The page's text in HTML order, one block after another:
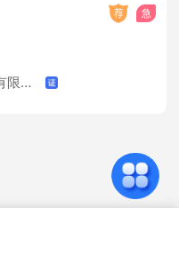
信利（仁寿）高端显示科技有限公司